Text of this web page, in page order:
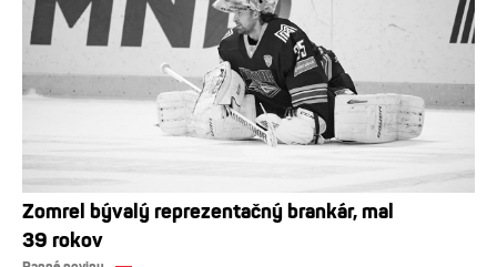
Zomrel bývalý reprezentačný brankár, mal
39 rokov